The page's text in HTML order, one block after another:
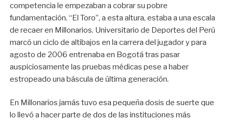
competencia le empezaban a cobrar su pobre
fundamentación. “El Toro”, a esta altura, estaba a una escala
de recaer en Millonarios. Universitario de Deportes del Perú
marcó un ciclo de altibajos en la carrera del jugador y para
agosto de 2006 entrenaba en Bogotá tras pasar
auspiciosamente las pruebas médicas pese a haber
estropeado una báscula de última generación.
En Millonarios jamás tuvo esa pequeña dosis de suerte que
lo llevó a hacer parte de dos de las instituciones más